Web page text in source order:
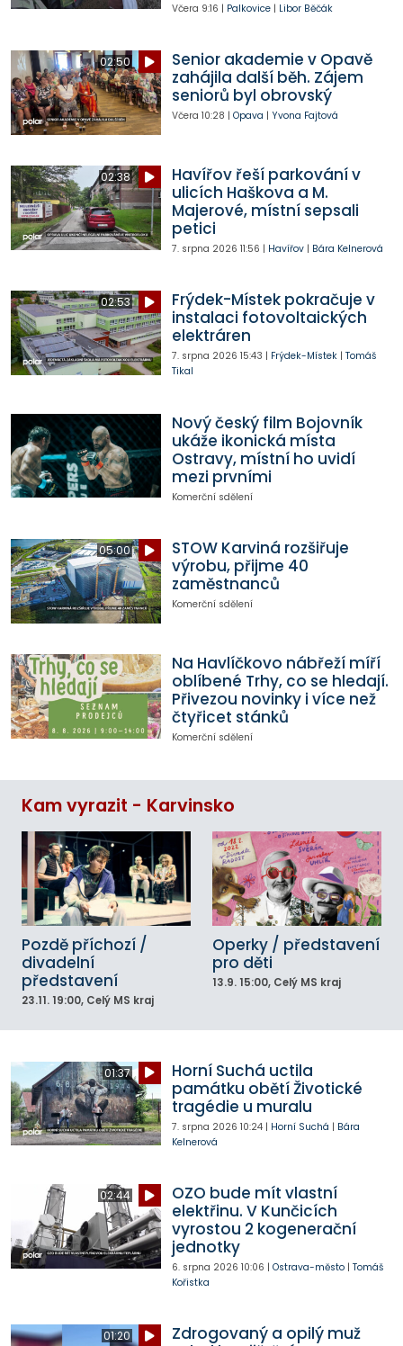
Včera 9:16 | Palkovice| Libor Běčák
02:50
Senior akademie v Opavě
zahájila další běh. Zájem
seniorů byl obrovský
Včera 10:28 | Opava | Yvona Fajtová
02:38
Havířov řeší parkování v
ulicích Haškova a M.
Majerové, místní sepsali
petici
7. srpna 2026 11:56 | Havířov| Bára Kelnerová
02:53
Frýdek-Místek pokračuje v
instalaci fotovoltaických
elektráren
7. srpna 2026 15:43 | Frýdek-Místek| Tomáš
Tikal
Nový český film Bojovník
ukáže ikonická místa
Ostravy, místní ho uvidí
mezi prvními
Komerční sdělení
05:00
STOW Karviná rozšiřuje
výrobu, přijme 40
zaměstnanců
Komerční sdělení
Na Havlíčkovo nábřeží míří
oblíbené Trhy, co se hledají.
Přivezou novinky i více než
čtyřicet stánků
Komerční sdělení
Kam vyrazit - Karvinsko
Pozdě příchozí /
divadelní
představení
23.11. 19:00, Celý MS kraj
Operky / představení
pro děti
13.9. 15:00, Celý MS kraj
01:37
Horní Suchá uctila
památku obětí Životické
tragédie u muralu
7. srpna 2026 10:24| Horní Suchá | Bára
Kelnerová
02:44
OZO bude mít vlastní
elektřinu. V Kunčicích
vyrostou 2 kogenerační
jednotky
6. srpna 2026 10:06 | Ostrava-město| Tomáš
Kořistka
01:20
Zdrogovaný a opilý muž